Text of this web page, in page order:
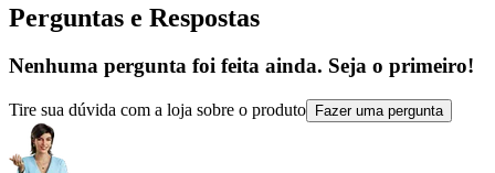
Perguntas e Respostas
Nenhuma pergunta foi feita ainda. Seja o primeiro!
Tire sua dúvida com a loja sobre o produto Fazer uma pergunta